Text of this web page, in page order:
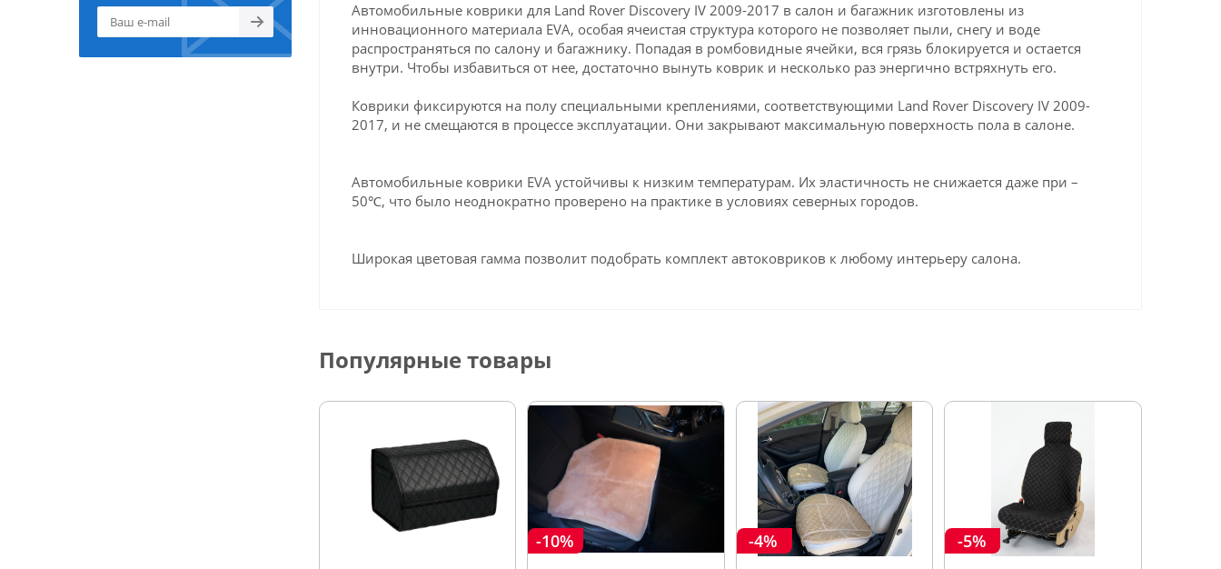
Автомобильные коврики для Land Rover Discovery IV 2009-2017 в салон и багажник изготовлены из
инновационного материала EVA, особая ячеистая структура которого не позволяет пыли, снегу и воде
распространяться по салону и багажнику. Попадая в ромбовидные ячейки, вся грязь блокируется и остается
внутри. Чтобы избавиться от нее, достаточно вынуть коврик и несколько раз энергично встряхнуть его.
Коврики фиксируются на полу специальными креплениями, соответствующими Land Rover Discovery IV 2009-
2017, и не смещаются в процессе эксплуатации. Они закрывают максимальную поверхность пола в салоне.
Автомобильные коврики EVA устойчивы к низким температурам. Их эластичность не снижается даже при –
50℃, что было неоднократно проверено на практике в условиях северных городов.
Широкая цветовая гамма позволит подобрать комплект автоковриков к любому интерьеру салона.
Популярные товары
-10% -4% -5%